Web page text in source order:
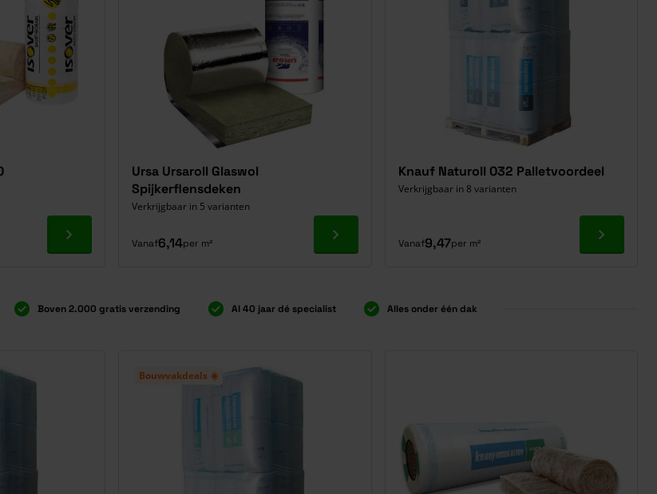
Ga naar product
Ursa Ursaroll Glaswol
Spijkerflensdeken
Verkrijgbaar in 5 varianten
Vanaf6,14per m² Ga naar product
Knauf Naturoll 032 Palletvoordeel
Verkrijgbaar in 8 varianten
Vanaf9,47per m² Ga naar
Boven 2.000 gratis verzending Al 40 jaar dé specialist Alles onder één dak
Bouwvakdeals ☀️